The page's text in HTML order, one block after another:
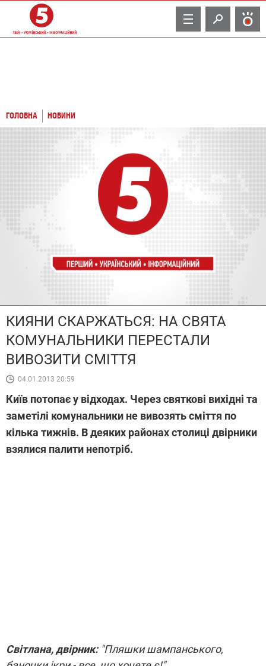
TV
ГОЛОВНА НОВИНИ
КИЯНИ СКАРЖАТЬСЯ: НА СВЯТА
КОМУНАЛЬНИКИ ПЕРЕСТАЛИ
ВИВОЗИТИ СМІТТЯ
04.01.2013 20:59
Київ потопає у відходах. Через святкові вихідні та
заметілі комунальники не вивозять сміття по
кілька тижнів. В деяких районах столиці двірники
взялися палити непотріб.
Світлана, двірник: "Пляшки шампанського,